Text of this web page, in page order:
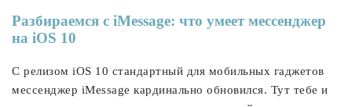
Разбираемся с iMessage: что умеет мессенджер
на iOS 10
С релизом iOS 10 стандартный для мобильных гаджетов
мессенджер iMessage кардинально обновился. Тут тебе и